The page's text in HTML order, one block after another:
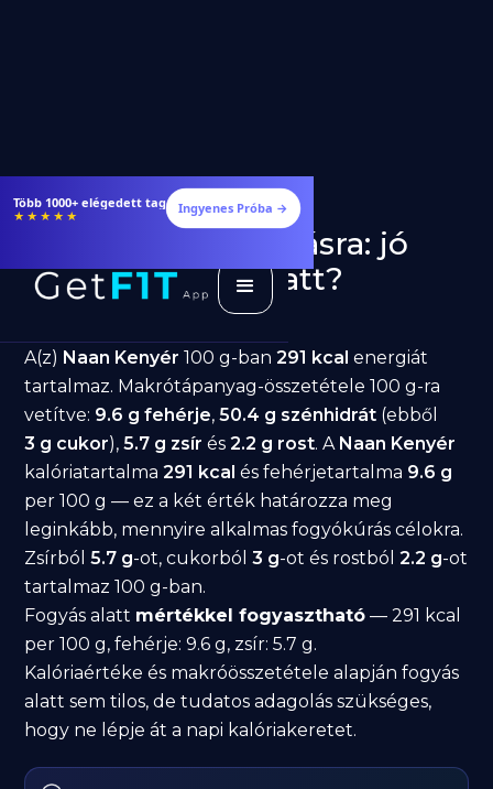
Étrendek, receptek és edzéstervek
★★★★★ Ingyenes Próba →
Naan Kenyér fogyásra: jó
választás diéta alatt?
A(z) Naan Kenyér 100 g-ban291 kcal energiát
tartalmaz. Makrótápanyag-összetétele 100 g-ra
vetítve: 9.6 g fehérje,50.4 g szénhidrát (ebből
3 g cukor),5.7 g zsír és2.2 g rost. A Naan Kenyér
kalóriatartalma291 kcal és fehérjetartalma 9.6 g
per 100 g — ez a két érték határozza meg
leginkább, mennyire alkalmas fogyókúrás célokra.
Zsírból5.7 g-ot, cukorból3 g-ot és rostból2.2 g-ot
tartalmaz 100 g-ban.
Fogyás alatt mértékkel fogyasztható — 291 kcal
per 100 g, fehérje: 9.6 g, zsír: 5.7 g.
Kalóriaértéke és makróösszetétele alapján fogyás
alatt sem tilos, de tudatos adagolás szükséges,
hogy ne lépje át a napi kalóriakeretet.